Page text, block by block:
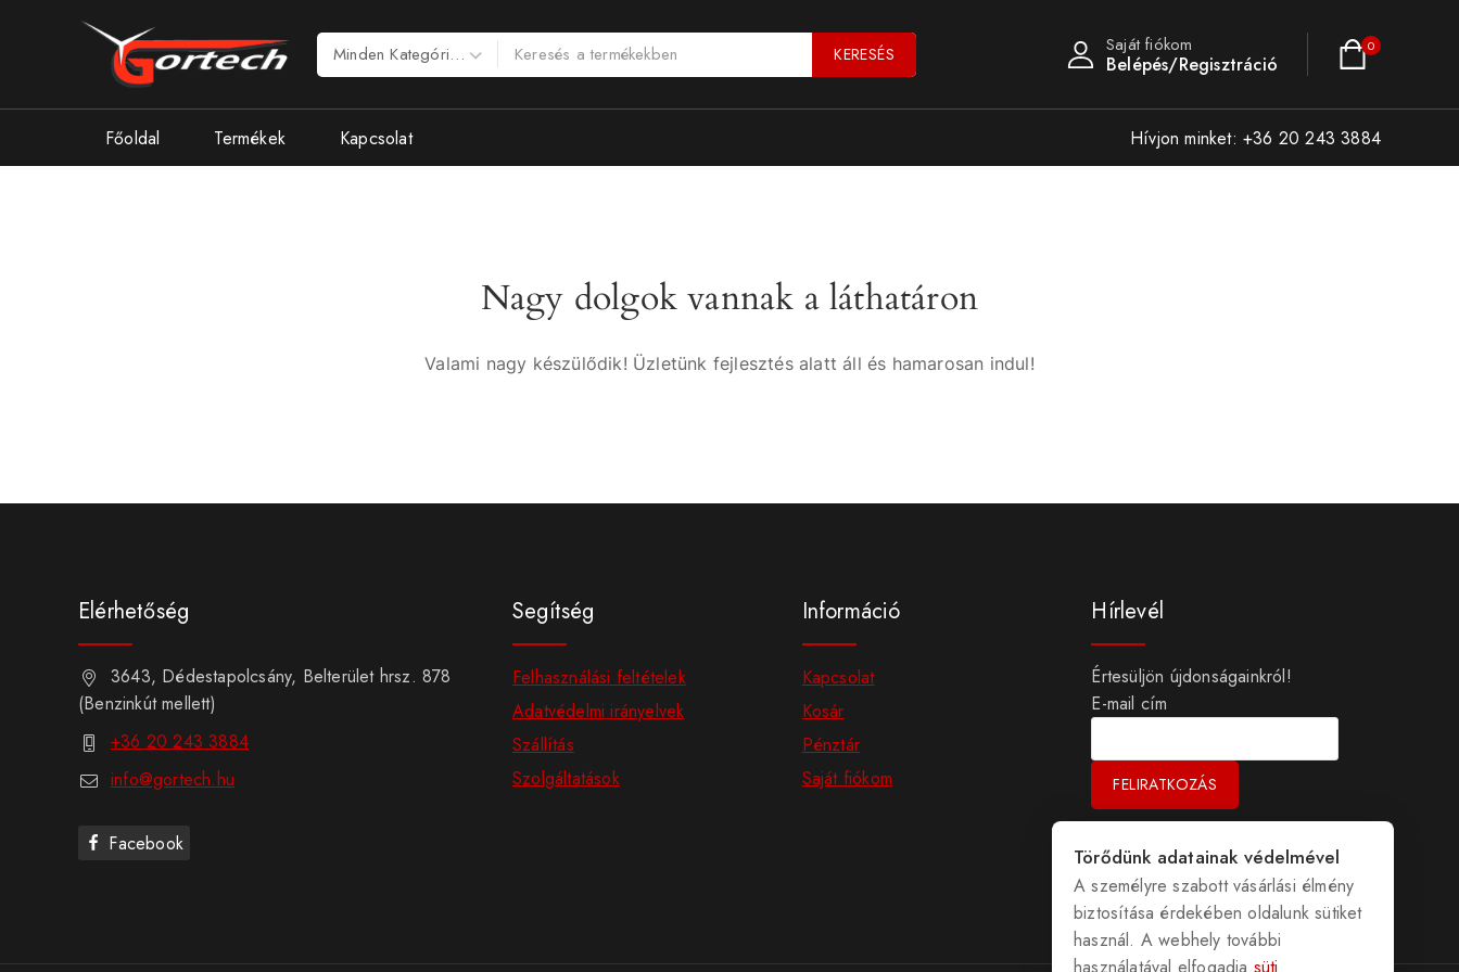
KERESÉS Saját fiókom
Belépés/Regisztráció
0
Főoldal Termékek Kapcsolat Hívjon minket: +36 20 243 3884
Nagy dolgok vannak a láthatáron
Valami nagy készülődik! Üzletünk fejlesztés alatt áll és hamarosan indul!
Elérhetőség
3643, Dédestapolcsány, Belterület hrsz. 878
(Benzinkút mellett)
+36 20 243 3884
info@gortech.hu
Facebook
Segítség
Felhasználási feltételek
Adatvédelmi irányelvek
Szállítás
Szolgáltatások
Információ
Kapcsolat
Kosár
Pénztár
Saját fiókom
Hírlevél
Értesüljön újdonságainkról!
E-mail cím
Törődünk adatainak védelmével
A személyre szabott vásárlási élmény
biztosítása érdekében oldalunk sütiket
használ. A webhely további